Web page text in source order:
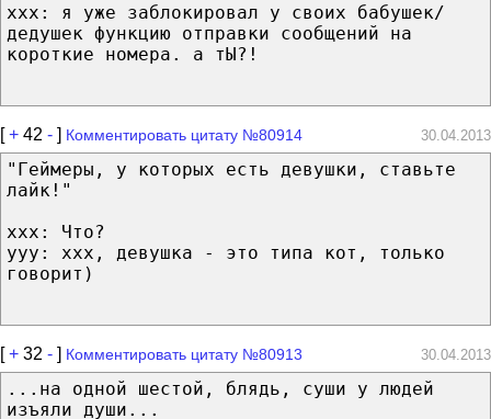
ххх: я уже заблокировал у своих бабушек/
дедушек функцию отправки сообщений на
короткие номера. а тЫ?!
[+ 42 - ] Комментировать цитату №80914 30.04.2013
"Геймеры, у которых есть девушки, ставьте
лайк!"
xxx: Что?
yyy: xxx, девушка - это типа кот, только
говорит)
[+ 32 - ] Комментировать цитату №80913 30.04.2013
...на одной шестой, блядь, суши у людей
изъяли души...